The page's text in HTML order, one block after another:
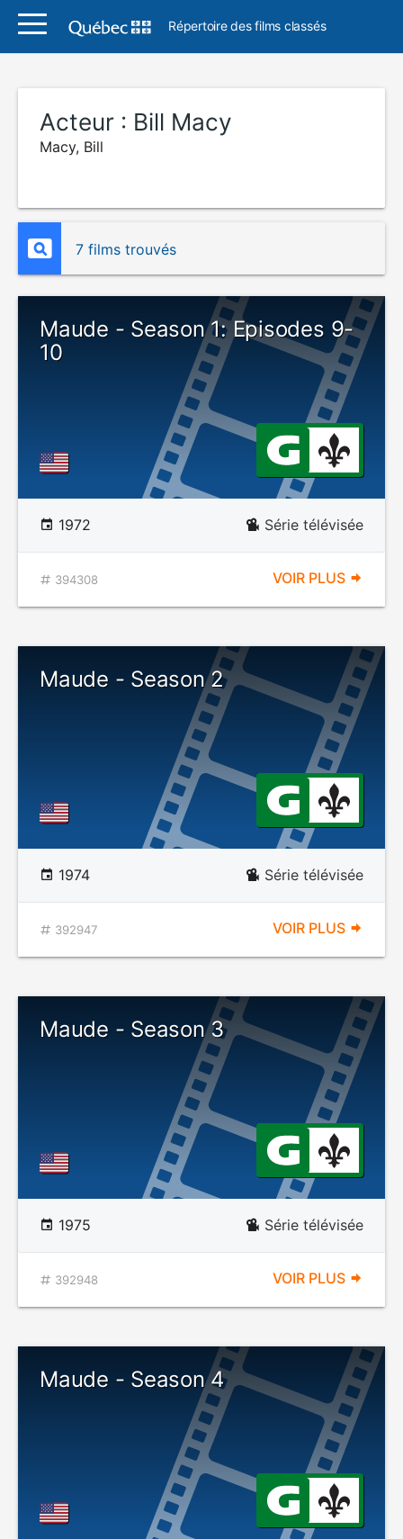
Répertoire des films classés
Acteur : Bill Macy
Macy, Bill
7 films trouvés
Maude - Season 1: Episodes 9-
10
1972 Série télévisée
394308 VOIR PLUS
Maude - Season 2
1974 Série télévisée
392947 VOIR PLUS
Maude - Season 3
1975 Série télévisée
392948 VOIR PLUS
Maude - Season 4